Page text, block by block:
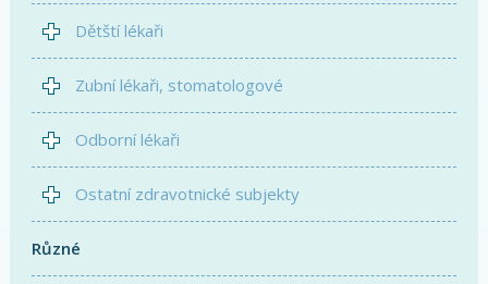
Dětští lékaři
Zubní lékaři, stomatologové
Odborní lékaři
Ostatní zdravotnické subjekty
Různé